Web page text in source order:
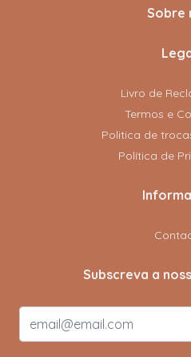
Sobre
Livro de
Termos e
Politica de
Política de
Subscreva a